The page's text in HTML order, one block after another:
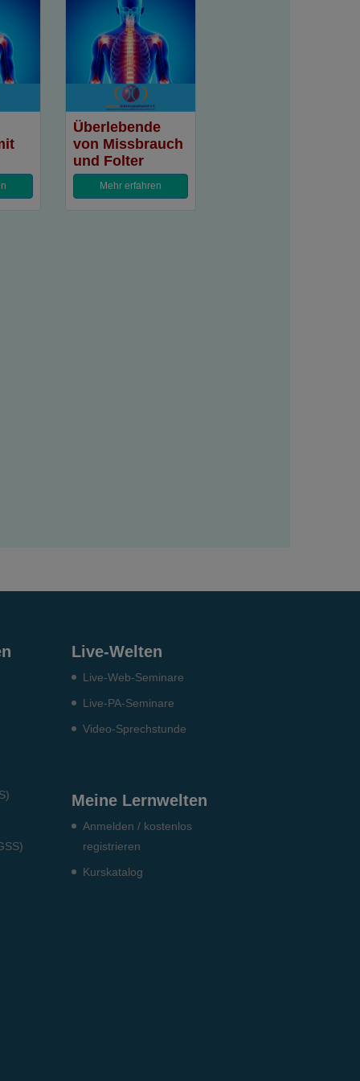
Überlebende
von Missbrauch
und Folter
Mehr erfahren
Live-Welten
Live-Web-Seminare
Live-PA-Seminare
Video-Sprechstunde
Meine Lernwelten
Anmelden / kostenlos
registrieren
Kurskatalog